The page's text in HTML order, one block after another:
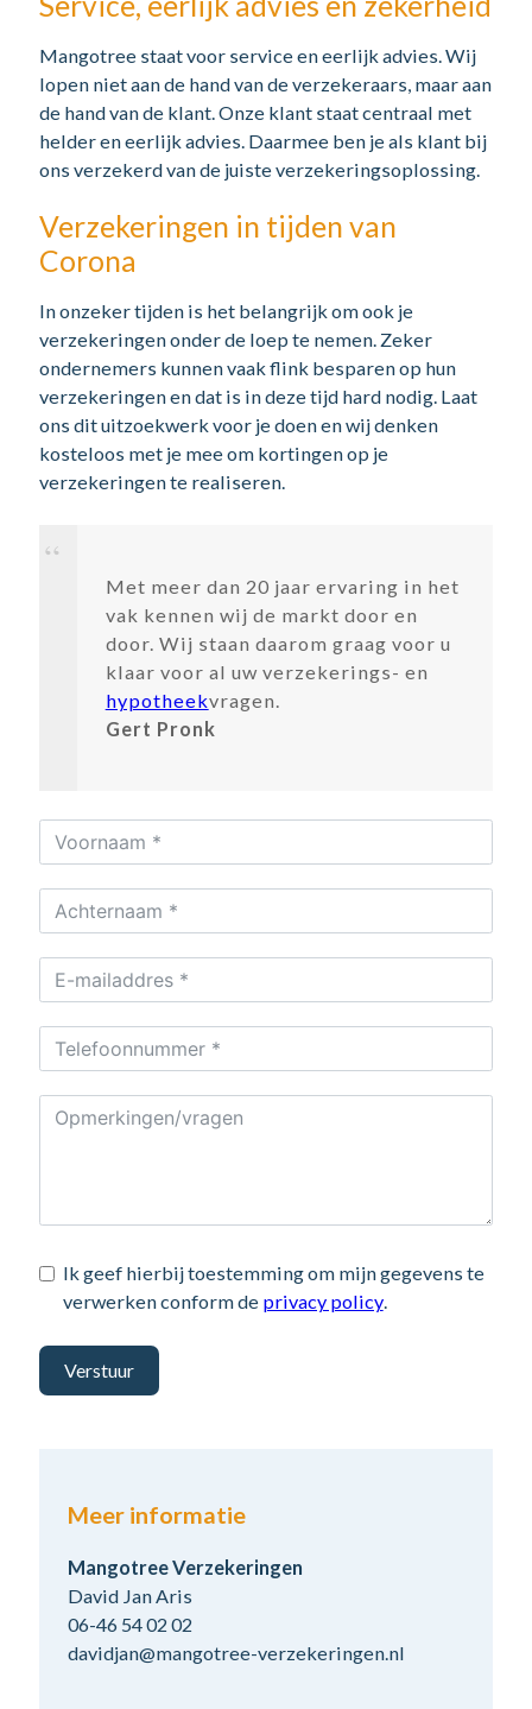
Mangotree staat voor service en eerlijk advies. Wij
lopen niet aan de hand van de verzekeraars, maar aan
de hand van de klant. Onze klant staat centraal met
helder en eerlijk advies. Daarmee ben je als klant bij
ons verzekerd van de juiste verzekeringsoplossing.
Verzekeringen in tijden van
Corona
In onzeker tijden is het belangrijk om ook je
verzekeringen onder de loep te nemen. Zeker
ondernemers kunnen vaak flink besparen op hun
verzekeringen en dat is in deze tijd hard nodig. Laat
ons dit uitzoekwerk voor je doen en wij denken
kosteloos met je mee om kortingen op je
verzekeringen te realiseren.
Met meer dan 20 jaar ervaring in het
vak kennen wij de markt door en
door. Wij staan daarom graag voor u
klaar voor al uw verzekerings- en
hypotheekvragen.
Gert Pronk
Ik geef hierbij toestemming om mijn gegevens te
verwerken conform de privacy policy.
Verstuur
Meer informatie
Mangotree Verzekeringen
David Jan Aris
06-46 54 02 02
davidjan@mangotree-verzekeringen.nl